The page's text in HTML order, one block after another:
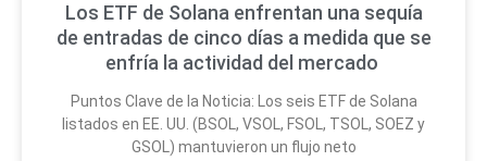
Los ETF de Solana enfrentan una sequía
de entradas de cinco días a medida que se
enfría la actividad del mercado
Puntos Clave de la Noticia: Los seis ETF de Solana
listados en EE. UU. (BSOL, VSOL, FSOL, TSOL, SOEZ y
GSOL) mantuvieron un flujo neto